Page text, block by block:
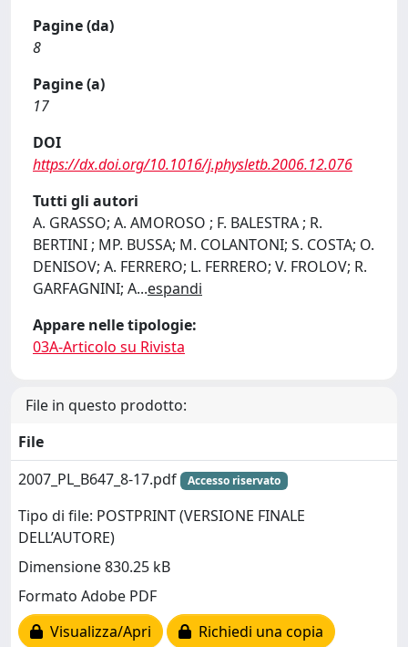
Pagine (da)
8
Pagine (a)
17
DOI
https://dx.doi.org/10.1016/j.physletb.2006.12.076
Tutti gli autori
A. GRASSO; A. AMOROSO ; F. BALESTRA ; R.
BERTINI ; MP. BUSSA; M. COLANTONI; S. COSTA; O.
DENISOV; A. FERRERO; L. FERRERO; V. FROLOV; R.
GARFAGNINI; A...espandi
Appare nelle tipologie:
03A-Articolo su Rivista
File in questo prodotto:
File
2007_PL_B647_8-17.pdf
Accesso riservato
Tipo di file: POSTPRINT (VERSIONE FINALE
DELL’AUTORE)
Dimensione 830.25 kB
Formato Adobe PDF
Visualizza/Apri
Richiedi una copia